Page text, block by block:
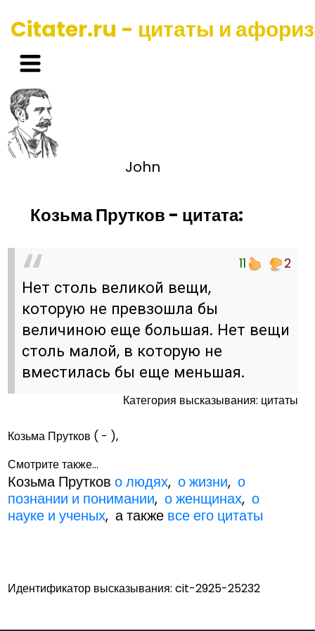
Citater.ru - цитаты и
John
Козьма Прутков - цитата:
11 2
Нет столь великой вещи,
которую не превзошла бы
величиною еще большая. Нет вещи
столь малой, в которую не
вместилась бы еще меньшая.
Категория высказывания: цитаты
Козьма Прутков ( - ),
Смотрите также...
Козьма Прутково людях,о жизни,о
познании и понимании,о женщинах,о
науке и ученых, а также все его цитаты
Идентификатор высказывания: cit-2925-25232